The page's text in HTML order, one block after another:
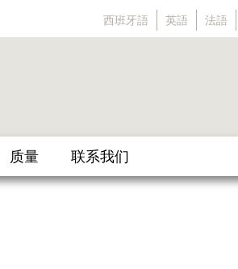
西班牙語 英語 法語
质量 联系我们